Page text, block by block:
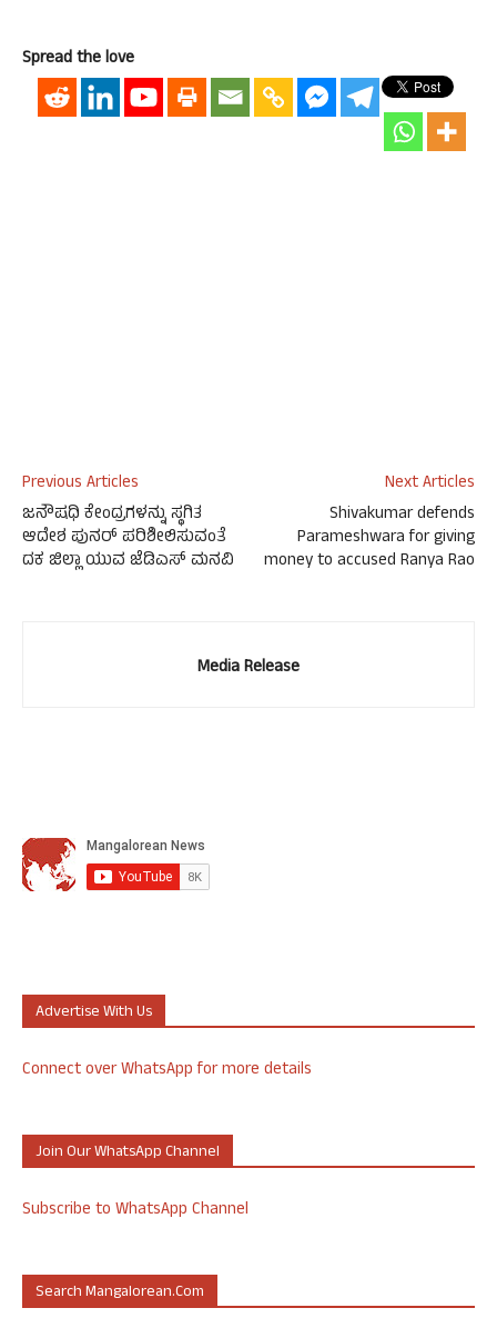
Spread the love
Previous Articles
ಜನೌಷಧಿ ಕೇಂದ್ರಗಳನ್ನು ಸ್ಥಗಿತ
ಆದೇಶ ಪುನರ್ ಪರಿಶೀಲಿಸುವಂತೆ
ದಕ ಜಿಲ್ಲಾ ಯುವ ಜೆಡಿಎಸ್ ಮನವಿ
Next Articles
Shivakumar defends
Parameshwara for giving
money to accused Ranya Rao
Media Release
Advertise With Us
Connect over WhatsApp for more details
Join Our WhatsApp Channel
Subscribe to WhatsApp Channel
Search Mangalorean.com